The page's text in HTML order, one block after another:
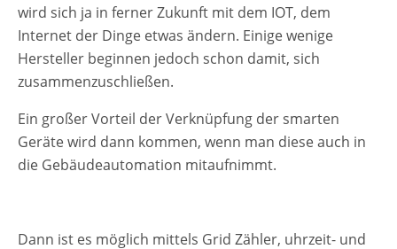
wird sich ja in ferner Zukunft mit dem IOT, dem
Internet der Dinge etwas ändern. Einige wenige
Hersteller beginnen jedoch schon damit, sich
zusammenzuschließen.
Ein großer Vorteil der Verknüpfung der smarten
Geräte wird dann kommen, wenn man diese auch in
die Gebäudeautomation mitaufnimmt.
Dann ist es möglich mittels Grid Zähler, uhrzeit- und